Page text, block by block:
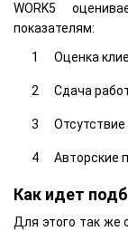
WORK5
показателям:
Оценка
Сдача
Отсутствие
Авторские
Как идет
Для этого так же